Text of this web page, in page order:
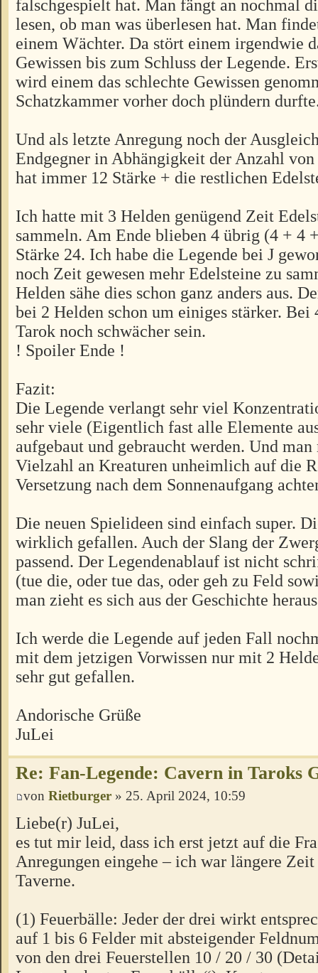
falschgespielt hat. Man fängt an nochmal
lesen, ob man was überlesen hat. Man
einem Wächter. Da stört einem irgendwie
Gewissen bis zum Schluss der Legende.
wird einem das schlechte Gewissen
Schatzkammer vorher doch plündern
Und als letzte Anregung noch der
Endgegner in Abhängigkeit der Anzahl
hat immer 12 Stärke + die restlichen
Ich hatte mit 3 Helden genügend Zeit
sammeln. Am Ende blieben 4 übrig (4 + 4
Stärke 24. Ich habe die Legende bei J
noch Zeit gewesen mehr Edelsteine zu
Helden sähe dies schon ganz anders aus.
bei 2 Helden schon um einiges stärker. Bei
Tarok noch schwächer sein.
! Spoiler Ende !
Fazit:
Die Legende verlangt sehr viel
sehr viele (Eigentlich fast alle Elemente
aufgebaut und gebraucht werden. Und man
Vielzahl an Kreaturen unheimlich auf die
Versetzung nach dem Sonnenaufgang
Die neuen Spielideen sind einfach super.
wirklich gefallen. Auch der Slang der
passend. Der Legendenablauf ist nicht
(tue die, oder tue das, oder geh zu Feld
man zieht es sich aus der Geschichte
Ich werde die Legende auf jeden Fall
mit dem jetzigen Vorwissen nur mit 2
sehr gut gefallen.
Andorische Grüße
JuLei
Re: Fan-Legende: Cavern in Taroks
von Rietburger » 25. April 2024, 10:59
Liebe(r) JuLei,
es tut mir leid, dass ich erst jetzt auf die
Anregungen eingehe – ich war längere
Taverne.
(1) Feuerbälle: Jeder der drei wirkt
auf 1 bis 6 Felder mit absteigender
von den drei Feuerstellen 10 / 20 / 30